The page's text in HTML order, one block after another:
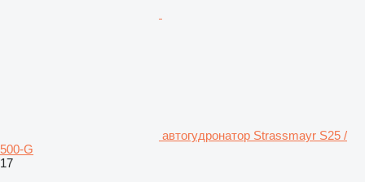
автогудронатор Strassmayr S25 /
500-G
17